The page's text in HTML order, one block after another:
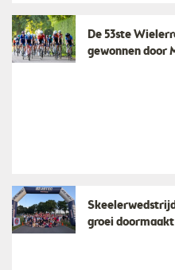
De 53ste
gewonnen door
groei doormaakt